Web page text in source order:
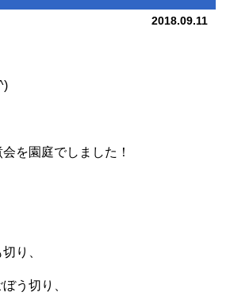
2018.09.11
を園庭でしました！
り、
う切り、